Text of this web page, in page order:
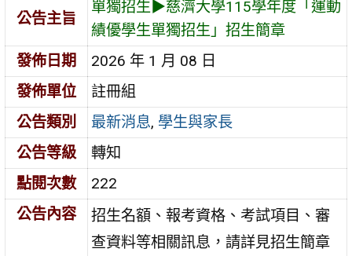
公告主旨
單獨招生▶︎慈濟大學115學年度「運動
績優學生單獨招生」招生簡章
發佈日期
2026 年 1 月 08 日
發佈單位
註冊組
公告類別
最新消息, 學生與家長
公告等級
轉知
點閱次數
222
公告內容
招生名額、報考資格、考試項目、審
查資料等相關訊息，請詳見招生簡章